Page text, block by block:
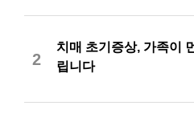
2
치매 초기증상, 가족이
립니다